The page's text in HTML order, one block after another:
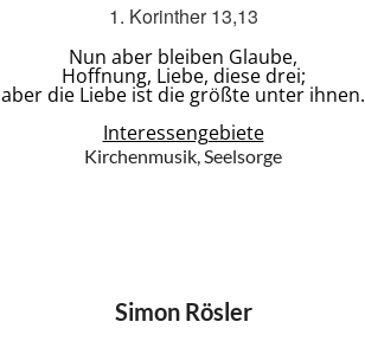
1. Korinther 13,13
Nun aber bleiben Glaube,
Hoffnung, Liebe, diese drei;
aber die Liebe ist die größte unter ihnen.
Interessengebiete
Kirchenmusik, Seelsorge
Simon Rösler